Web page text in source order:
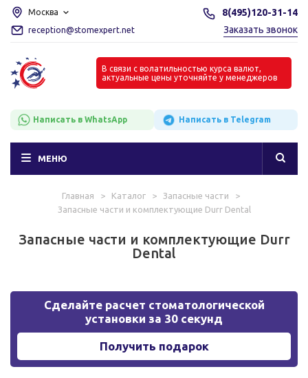
Москва
reception@stomexpert.net
8(495)120-31-14
Заказать звонок
В связи с волатильностью курса валют,
актуальные цены уточняйте у менеджеров
Написать в WhatsApp Написать в Telegram
МЕНЮ
Главная > Каталог > Запасные части
>
Запасные части и комплектующие Durr Dental
Запасные части и комплектующие Durr
Dental
Сделайте расчет стоматологической
установки за 30 секунд
Получить подарок